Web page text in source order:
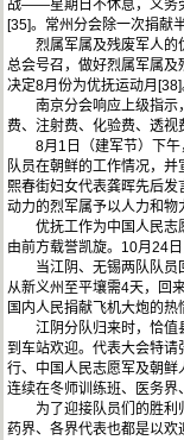
战——星期日不休息，义务
[35]。常州分会除一次捐献
烈属军属及残废军人的优
总会号召，做好烈属军属及
决定8月份为优抚运动月[38]
南京分会响应上级指示，
费、注射费、化验费、透视
8月1日（建军节）下午，
队员在朝鲜的工作情况，
熙春街妇女代表龚晖先后
动力的烈军属予以人力和物
优抚工作为中国人民志愿
由前方载誉凯旋。10月24
当江阴、无锡两队队员回
从新义州至平壤需4天，回
国内人民捐献飞机大炮的
江阴分队归来时，恰值县
到车站欢迎。代表大会特
行、中国人民志愿军及朝
连续在冬师训练班、医务界
为了迎接队员们的胜利归
药界、各界代表也都是以